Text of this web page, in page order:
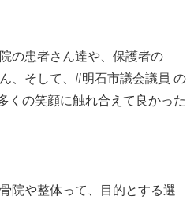
の患者さん達や、保護者の
、そして、 #明石市議会議員 の
くの笑顔に触れ合えて良かった
院や整体って、目的とする選